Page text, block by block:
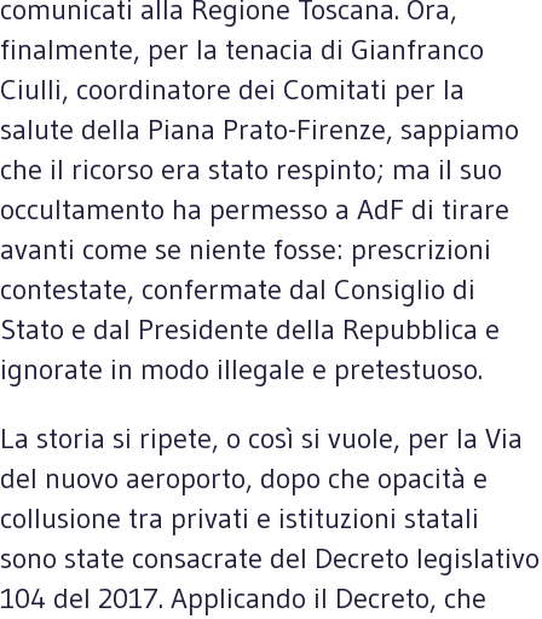
comunicati alla Regione Toscana. Ora,
finalmente, per la tenacia di Gianfranco
Ciulli, coordinatore dei Comitati per la
salute della Piana Prato-Firenze, sappiamo
che il ricorso era stato respinto; ma il suo
occultamento ha permesso a AdF di tirare
avanti come se niente fosse: prescrizioni
contestate, confermate dal Consiglio di
Stato e dal Presidente della Repubblica e
ignorate in modo illegale e pretestuoso.
La storia si ripete, o così si vuole, per la Via
del nuovo aeroporto, dopo che opacità e
collusione tra privati e istituzioni statali
sono state consacrate del Decreto legislativo
104 del 2017. Applicando il Decreto, che